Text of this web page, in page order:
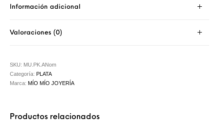
Información adicional
Valoraciones (0)
SKU: MU.PK.ANom
Categoría: PLATA
Marca: MÍO MÍO JOYERÍA
Productos relacionados